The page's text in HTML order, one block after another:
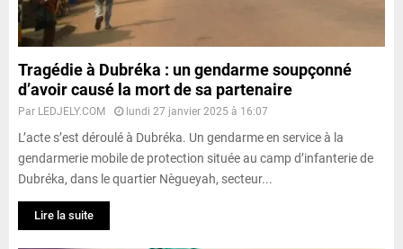
Tragédie à Dubréka : un gendarme soupçonné
d’avoir causé la mort de sa partenaire
Par LEDJELY.COM lundi 27 janvier 2025 à 16:07
L’acte s’est déroulé à Dubréka. Un gendarme en service à la
gendarmerie mobile de protection située au camp d’infanterie de
Dubréka, dans le quartier Nègueyah, secteur...
Lire la suite